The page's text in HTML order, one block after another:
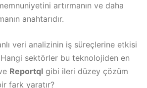
artırmanın ve daha
anahtarıdır.
veri analizinin iş süreçlerine etkisi
sektörler bu teknolojiden en
Reportql gibi ileri düzey çözüm
fark yaratır?